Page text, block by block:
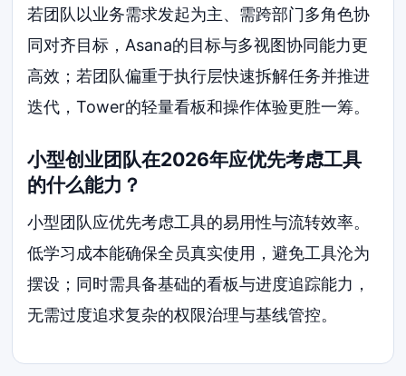
若团队以业务需求发起为主、需跨部门多角色协
同对齐目标，Asana的目标与多视图协同能力更
高效；若团队偏重于执行层快速拆解任务并推进
迭代，Tower的轻量看板和操作体验更胜一筹。
小型创业团队在2026年应优先考虑工具
的什么能力？
小型团队应优先考虑工具的易用性与流转效率。
低学习成本能确保全员真实使用，避免工具沦为
摆设；同时需具备基础的看板与进度追踪能力，
无需过度追求复杂的权限治理与基线管控。